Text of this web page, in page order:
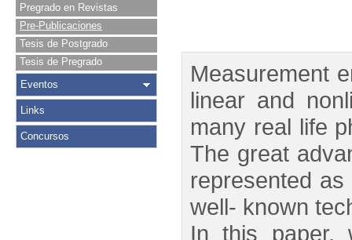
Pregrado en Revistas
Pre-Publicaciones
Tesis de Postgrado
Tesis de Pregrado
Eventos
Links
Concursos
Measurement
linear and
many real life
The great
represented
well- known
In this paper,